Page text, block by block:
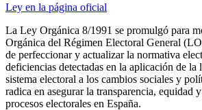
Ley en la página oficial
La Ley Orgánica 8/1991 se promulgó para
Orgánica del Régimen Electoral General
de perfeccionar y actualizar la normativa
deficiencias detectadas en la aplicación de
sistema electoral a los cambios sociales y
radica en asegurar la transparencia, equidad
procesos electorales en España.